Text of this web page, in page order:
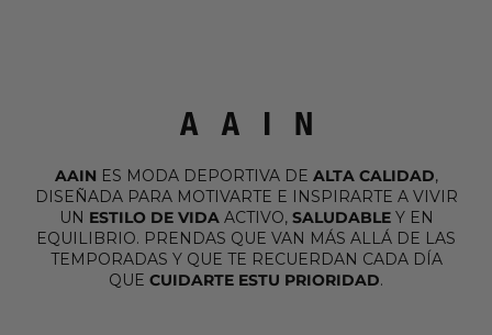
AAIN ES MODA DEPORTIVA DE ALTA CALIDAD,
DISEÑADA PARA MOTIVARTE E INSPIRARTE A VIVIR
UN ESTILO DE VIDA ACTIVO, SALUDABLEY EN
EQUILIBRIO. PRENDAS QUE VAN MÁS ALLÁ DE LAS
TEMPORADAS Y QUE TE RECUERDAN CADA DÍA
QUE CUIDARTE ESTU PRIORIDAD.